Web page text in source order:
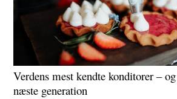
Verdens mest kendte konditorer –
næste generation